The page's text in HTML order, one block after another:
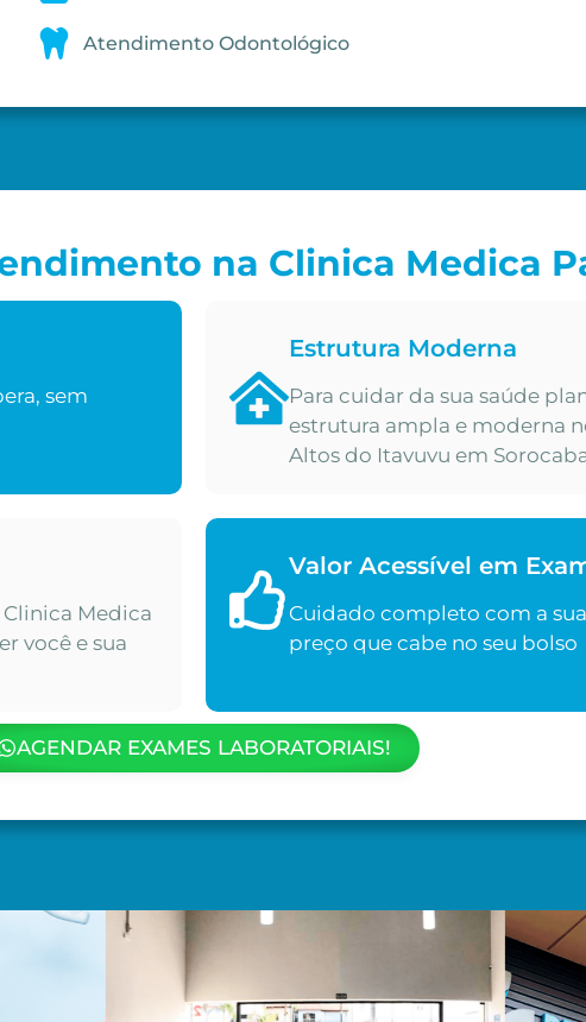
Atendimento Odontológico
na Clinica Medica
sem
Estrutura Moderna
Para cuidar da sua saúde
estrutura ampla e moderna
Altos do Itavuvu em
Clinica Medica
você e sua
Valor Acessível em
Cuidado completo com a
preço que cabe no seu bolso
AGENDAR EXAMES LABORATORIAIS!